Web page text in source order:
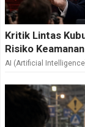
Kritik Lintas
Risiko
AI (Artificial